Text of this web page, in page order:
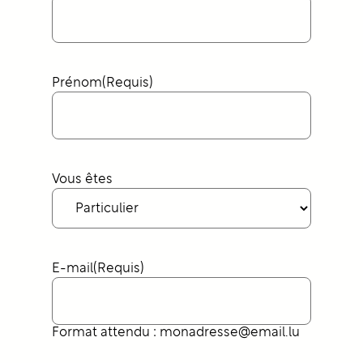
Prénom(Requis)
Vous êtes
E-mail(Requis)
Format attendu : monadresse@email.lu